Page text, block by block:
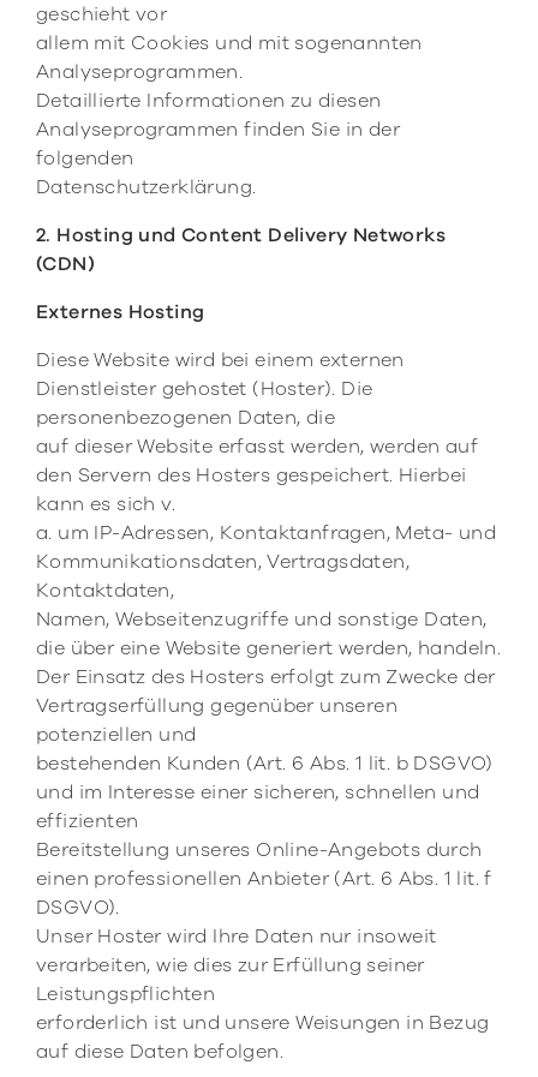
geschieht vor
allem mit Cookies und mit sogenannten
Analyseprogrammen.
Detaillierte Informationen zu diesen
Analyseprogrammen finden Sie in der
folgenden
Datenschutzerklärung.
2. Hosting und Content Delivery Networks
(CDN)
Externes Hosting
Diese Website wird bei einem externen
Dienstleister gehostet (Hoster). Die
personenbezogenen Daten, die
auf dieser Website erfasst werden, werden auf
den Servern des Hosters gespeichert. Hierbei
kann es sich v.
a. um IP-Adressen, Kontaktanfragen, Meta- und
Kommunikationsdaten, Vertragsdaten,
Kontaktdaten,
Namen, Webseitenzugriffe und sonstige Daten,
die über eine Website generiert werden, handeln.
Der Einsatz des Hosters erfolgt zum Zwecke der
Vertragserfüllung gegenüber unseren
potenziellen und
bestehenden Kunden (Art. 6 Abs. 1 lit. b DSGVO)
und im Interesse einer sicheren, schnellen und
effizienten
Bereitstellung unseres Online-Angebots durch
einen professionellen Anbieter (Art. 6 Abs. 1 lit. f
DSGVO).
Unser Hoster wird Ihre Daten nur insoweit
verarbeiten, wie dies zur Erfüllung seiner
Leistungspflichten
erforderlich ist und unsere Weisungen in Bezug
auf diese Daten befolgen.